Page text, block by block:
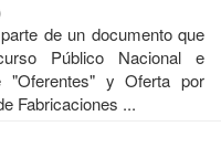
de un documento que
Público Nacional e
"Oferentes" y Oferta por
Fabricaciones ...